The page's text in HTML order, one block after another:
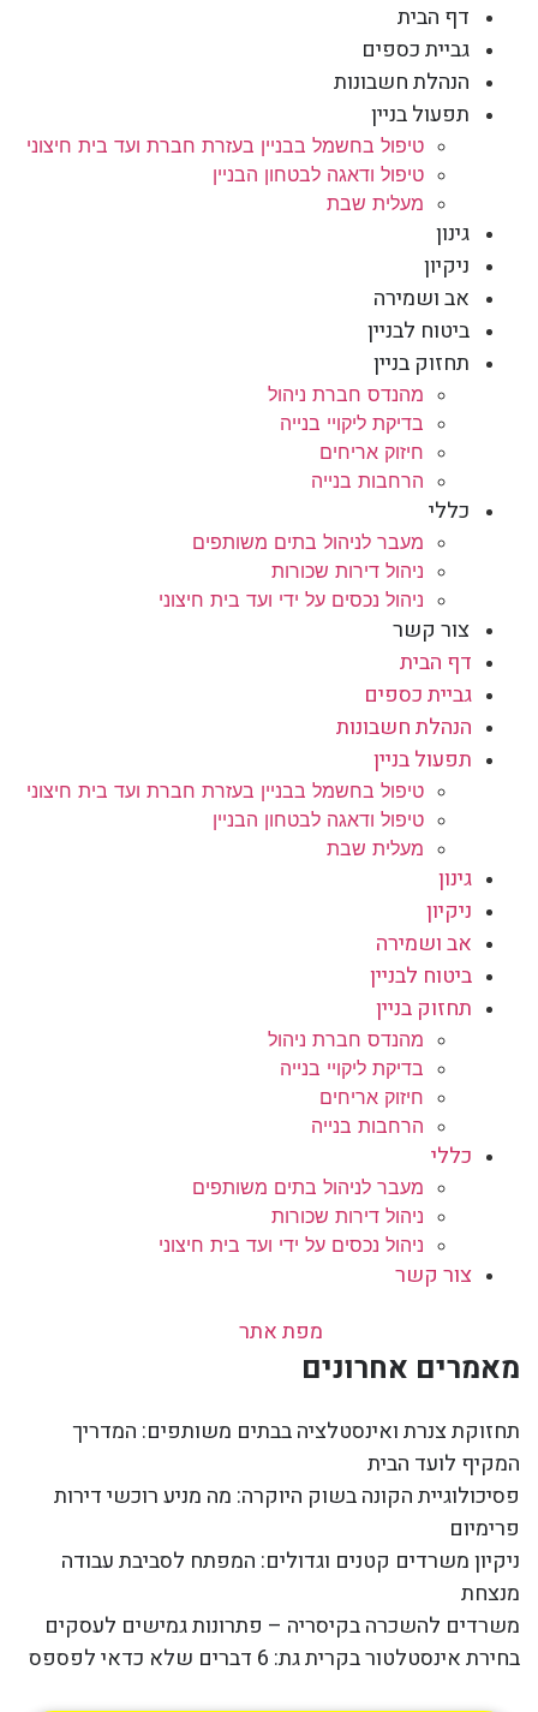
דף הבית
גביית כספים
הנהלת חשבונות
תפעול בניין
טיפול בחשמל בבניין בעזרת חברת ועד בית חיצוני
טיפול ודאגה לבטחון הבניין
מעלית שבת
גינון
ניקיון
אב ושמירה
ביטוח לבניין
תחזוק בניין
מהנדס חברת ניהול
בדיקת ליקויי בנייה
חיזוק אריחים
הרחבות בנייה
כללי
מעבר לניהול בתים משותפים
ניהול דירות שכורות
ניהול נכסים על ידי ועד בית חיצוני
צור קשר
דף הבית
גביית כספים
הנהלת חשבונות
תפעול בניין
טיפול בחשמל בבניין בעזרת חברת ועד בית חיצוני
טיפול ודאגה לבטחון הבניין
מעלית שבת
גינון
ניקיון
אב ושמירה
ביטוח לבניין
תחזוק בניין
מהנדס חברת ניהול
בדיקת ליקויי בנייה
חיזוק אריחים
הרחבות בנייה
כללי
מעבר לניהול בתים משותפים
ניהול דירות שכורות
ניהול נכסים על ידי ועד בית חיצוני
צור קשר
מפת אתר
מאמרים אחרונים
תחזוקת צנרת ואינסטלציה בבתים משותפים: המדריך
המקיף לועד הבית
פסיכולוגיית הקונה בשוק היוקרה: מה מניע רוכשי דירות
פרימיום
ניקיון משרדים קטנים וגדולים: המפתח לסביבת עבודה
מנצחת
משרדים להשכרה בקיסריה – פתרונות גמישים לעסקים
בחירת אינסטלטור בקרית גת: 6 דברים שלא כדאי לפספס